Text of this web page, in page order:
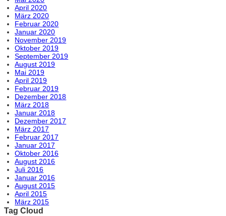
April 2020
März 2020
Februar 2020
Januar 2020
November 2019
Oktober 2019
September 2019
August 2019
Mai 2019
April 2019
Februar 2019
Dezember 2018
März 2018
Januar 2018
Dezember 2017
März 2017
Februar 2017
Januar 2017
Oktober 2016
August 2016
Juli 2016
Januar 2016
August 2015
April 2015
März 2015
Tag Cloud